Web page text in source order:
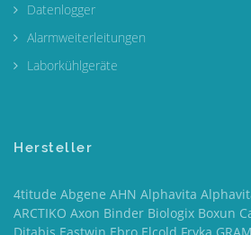
Datenlogger
Alarmweiterleitungen
Laborkühlgeräte
Hersteller
4titude Abgene AHN Alphavita
ARCTIKO Axon Binder Biologix Boxun